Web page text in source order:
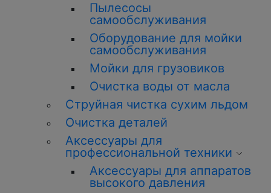
Пылесосы
самообслуживания
Оборудование для мойки
самообслуживания
Мойки для грузовиков
Очистка воды от масла
Струйная чистка сухим льдом
Очистка деталей
Аксессуары для
профессиональной техники
Аксессуары для аппаратов
высокого давления